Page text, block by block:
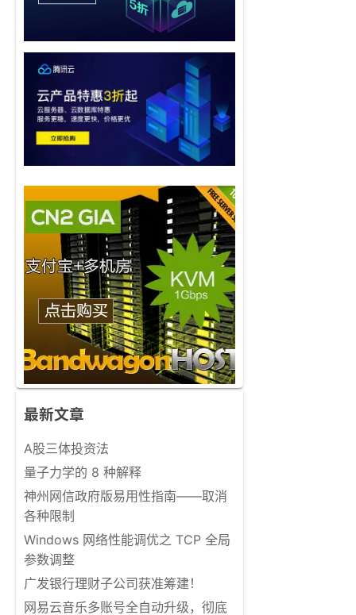
最新文章
A股三体投资法
量子力学的 8 种解释
神州网信政府版易用性指南——取消
各种限制
Windows 网络性能调优之 TCP 全局
参数调整
广发银行理财子公司获准筹建！
网易云音乐多账号全自动升级，彻底